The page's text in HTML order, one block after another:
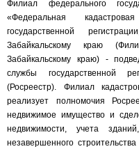
Филиал федерального
«Федеральная
государственной
Забайкальскому краю
Забайкальскому краю) -
службы государственной
(Росреестр). Филиал
реализует полномочия
недвижимое имущество и
недвижимости, учета
незавершенного